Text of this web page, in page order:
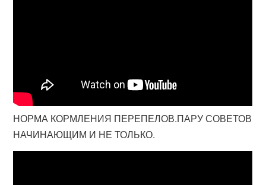
НОРМА КОРМЛЕНИЯ ПЕРЕПЕЛОВ.ПАРУ СОВЕТОВ
НАЧИНАЮЩИМ И НЕ ТОЛЬКО.